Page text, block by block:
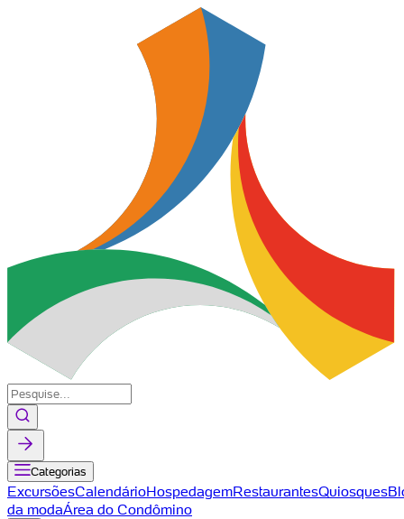
Categorias
ExcursõesCalendárioHospedagemRestaurantesQuiosques
da modaÁrea do Condômino